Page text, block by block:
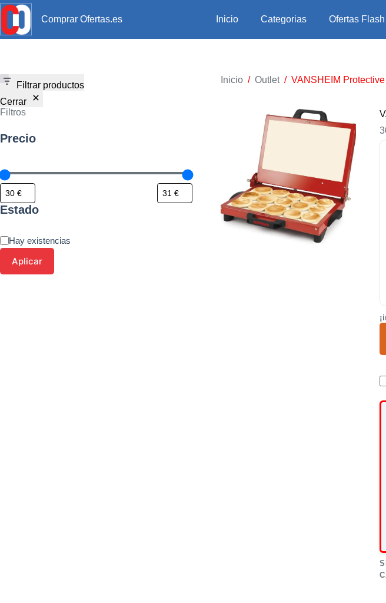
Comprar Ofertas.es Inicio Categorias Ofertas
Inicio / Outlet / VANSHEIM
Filtrar productos
Cerrar
Filtros
Precio
Estado
Hay existencias
Aplicar